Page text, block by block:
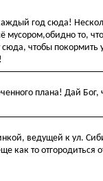
год сюда!
мусором,обидно то,
чтобы покормить
плана! Дай
ведущей к ул.
как то